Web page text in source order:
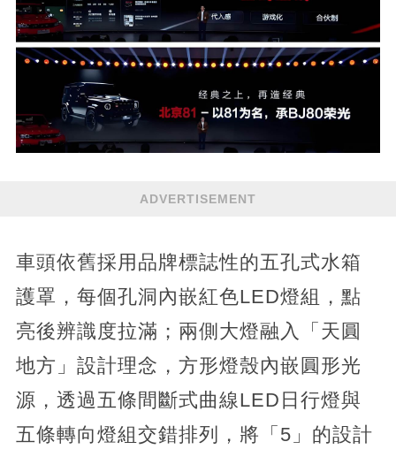
ADVERTISEMENT
車頭依舊採用品牌標誌性的五孔式水箱
護罩，每個孔洞內嵌紅色LED燈組，點
亮後辨識度拉滿；兩側大燈融入「天圓
地方」設計理念，方形燈殼內嵌圓形光
源，透過五條間斷式曲線LED日行燈與
五條轉向燈組交錯排列，將「5」的設計